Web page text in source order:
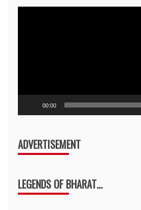
00:00
ADVERTISEMENT
LEGENDS OF BHARAT…